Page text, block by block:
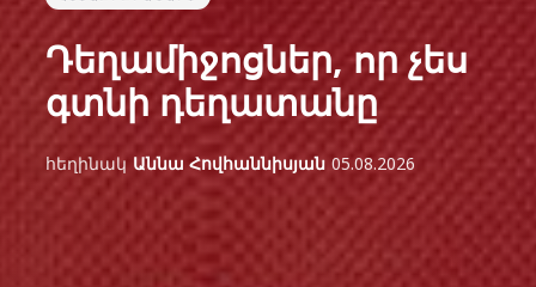
Դեղամիջոցներ, որ չես
գտնի դեղատանը
հեղինակ Աննա Հովհաննիսյան 05.08.2026